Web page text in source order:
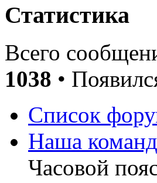
Статистика
Всего
1038 •
Список
Наша
Часовой